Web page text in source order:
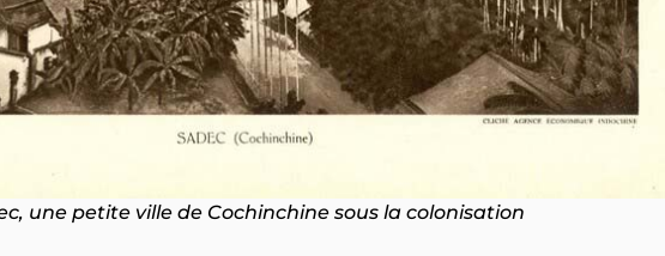
une petite ville de Cochinchine sous la colonisation